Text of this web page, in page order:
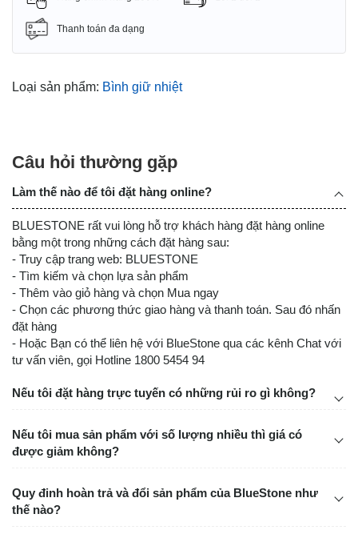
Thanh toán đa dạng
Loại sản phẩm: Bình giữ nhiệt
Câu hỏi thường gặp
Làm thế nào để tôi đặt hàng online?
BLUESTONE rất vui lòng hỗ trợ khách hàng đặt hàng online
bằng một trong những cách đặt hàng sau:
- Truy cập trang web: BLUESTONE
- Tìm kiếm và chọn lựa sản phẩm
- Thêm vào giỏ hàng và chọn Mua ngay
- Chọn các phương thức giao hàng và thanh toán. Sau đó nhấn
đặt hàng
- Hoặc Bạn có thể liên hệ với BlueStone qua các kênh Chat với
tư vấn viên, gọi Hotline 1800 5454 94
Nếu tôi đặt hàng trực tuyến có những rủi ro gì không?
Nếu tôi mua sản phẩm với số lượng nhiều thì giá có
được giảm không?
Quy đinh hoàn trả và đổi sản phẩm của BlueStone như
thế nào?